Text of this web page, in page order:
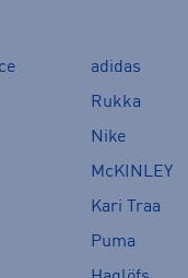
adidas
Rukka
Nike
McKINLEY
Kari Traa
Puma